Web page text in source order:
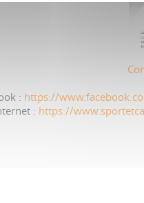
: https://
: https://